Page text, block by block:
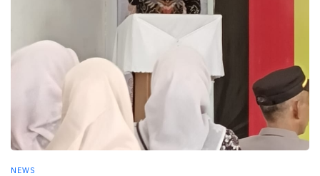
NEWS